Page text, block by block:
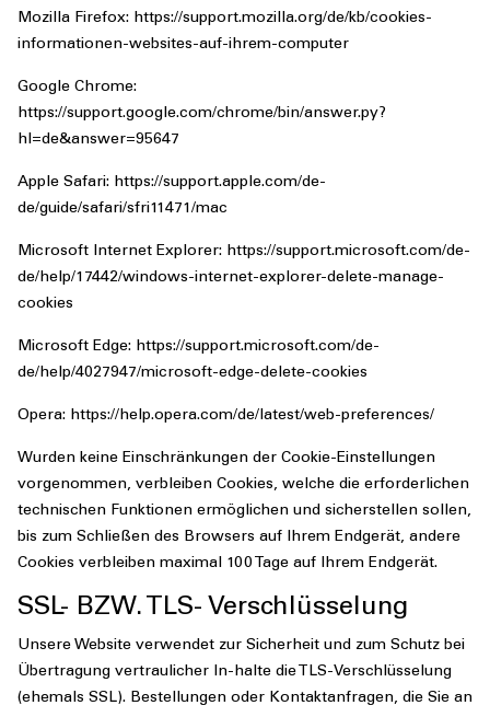
Mozilla Firefox: https://support.mozilla.org/de/kb/cookies-
informationen-websites-auf-ihrem-computer
Google Chrome:
https://support.google.com/chrome/bin/answer.py?
hl=de&answer=95647
Apple Safari: https://support.apple.com/de-
de/guide/safari/sfri11471/mac
Microsoft Internet Explorer: https://support.microsoft.com/de-
de/help/17442/windows-internet-explorer-delete-manage-
cookies
Microsoft Edge: https://support.microsoft.com/de-
de/help/4027947/microsoft-edge-delete-cookies
Opera: https://help.opera.com/de/latest/web-preferences/
Wurden keine Einschränkungen der Cookie-Einstellungen
vorgenommen, verbleiben Cookies, welche die erforderlichen
technischen Funktionen ermöglichen und sicherstellen sollen,
bis zum Schließen des Browsers auf Ihrem Endgerät, andere
Cookies verbleiben maximal 100 Tage auf Ihrem Endgerät.
SSL- BZW. TLS- Verschlüsselung
Unsere Website verwendet zur Sicherheit und zum Schutz bei
Übertragung vertraulicher In-halte die TLS-Verschlüsselung
(ehemals SSL). Bestellungen oder Kontaktanfragen, die Sie an